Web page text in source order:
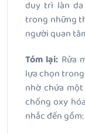
duy trì làn da
trong những
người quan
Tóm lại: Rửa
lựa chọn
nhờ chứa
chống oxy
nhắc đến gồm: